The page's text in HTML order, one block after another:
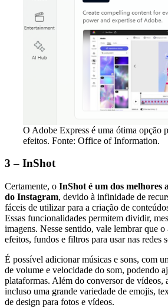
O Adobe Express é uma ótima opção
efeitos. Fonte: Office of Information.
3 – InShot
Certamente, o InShot é um dos melhores
do Instagram, devido à infinidade de
fáceis de utilizar para a criação de
Essas funcionalidades permitem dividir,
imagens. Nesse sentido, vale lembrar que
efeitos, fundos e filtros para usar nas redes
É possível adicionar músicas e sons, com
de volume e velocidade do som, podendo
plataformas. Além do conversor de vídeos,
incluso uma grande variedade de emojis,
de design para fotos e vídeos.